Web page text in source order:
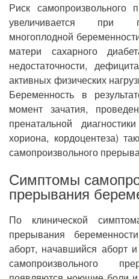
Риск самопроизвольного
увеличивается при
многоплодной
матери сахарного
недостаточности,
активных физических
Беременность в
момент зачатия,
пренатальной
хориона, кордоцентеза)
самопроизвольного
Симптомы
прерывания
По клинической
прерывания
аборт, начавшийся аборт
самопроизвольного